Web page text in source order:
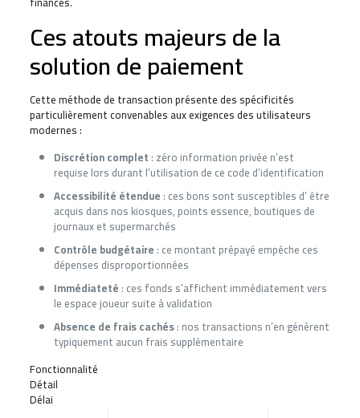
Ces atouts majeurs de la
solution de paiement
Cette méthode de transaction présente des spécificités
particulièrement convenables aux exigences des utilisateurs
modernes :
Discrétion complet : zéro information privée n’est
requise lors durant l’utilisation de ce code d’identification
Accessibilité étendue : ces bons sont susceptibles d’ être
acquis dans nos kiosques, points essence, boutiques de
journaux et supermarchés
Contrôle budgétaire : ce montant prépayé empêche ces
dépenses disproportionnées
Immédiateté : ces fonds s’affichent immédiatement vers
le espace joueur suite à validation
Absence de frais cachés: nos transactions n’en génèrent
typiquement aucun frais supplémentaire
Fonctionnalité
Détail
Délai